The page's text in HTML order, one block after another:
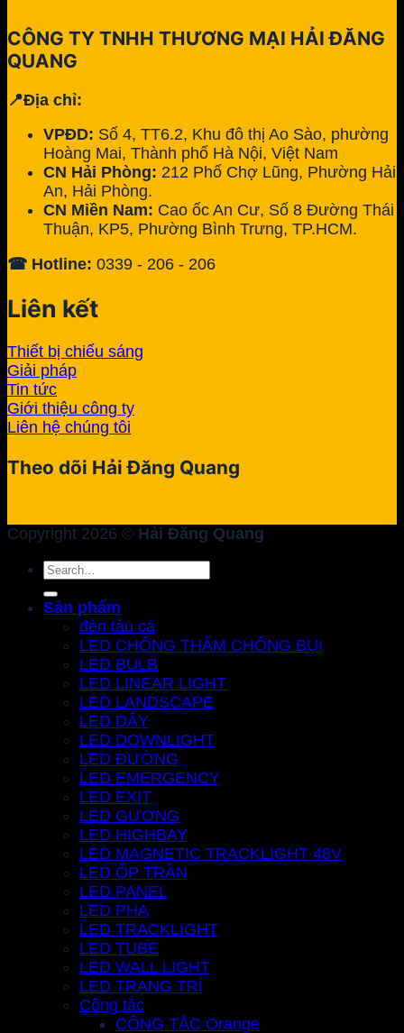
CÔNG TY TNHH THƯƠNG MẠI HẢI ĐĂNG
QUANG
📍Địa chỉ:
VPĐD: Số 4, TT6.2, Khu đô thị Ao Sào, phường
Hoàng Mai, Thành phố Hà Nội, Việt Nam
CN Hải Phòng: 212 Phố Chợ Lũng, Phường Hải
An, Hải Phòng.
CN Miền Nam: Cao ốc An Cư, Số 8 Đường Thái
Thuận, KP5, Phường Bình Trưng, TP.HCM.
☎ Hotline: 0339 - 206 - 206
Liên kết
Thiết bị chiếu sáng
Giải pháp
Tin tức
Giới thiệu công ty
Liên hệ chúng tôi
Theo dõi Hải Đăng Quang
Copyright 2026 © Hải Đăng Quang
Search
Sản phẩm
đèn tàu cá
LED CHỐNG THẤM CHỐNG BỤI
LED BULB
LED LINEAR LIGHT
LED LANDSCAPE
LED DÂY
LED DOWNLIGHT
LED ĐƯỜNG
LED EMERGENCY
LED EXIT
LED GƯƠNG
LED HIGHBAY
LED MAGNETIC TRACKLIGHT 48V
LED ỐP TRẦN
LED PANEL
LED PHA
LED TRACKLIGHT
LED TUBE
LED WALL LIGHT
LED TRANG TRÍ
Công tắc
CÔNG TẮC Orange